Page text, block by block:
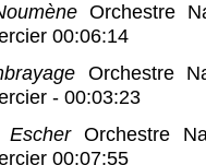
Orchestre
00:06:14
Orchestre
- 00:03:23
Orchestre
00:07:55